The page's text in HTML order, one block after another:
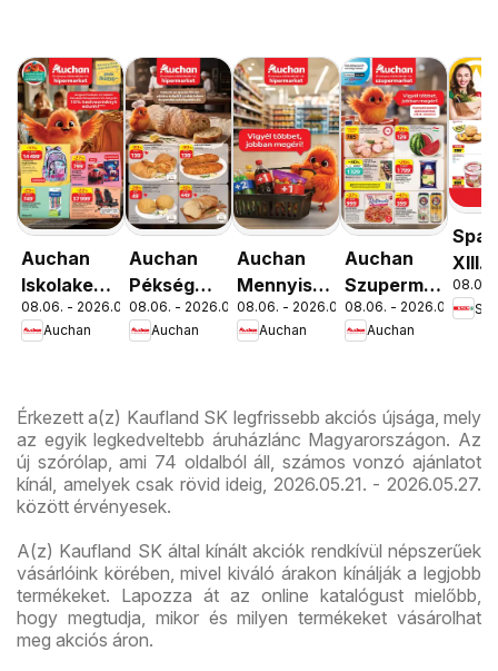
Auchan
Iskolakezdés
ajánlatok
08.06. - 2026.08.19.
Auchan
Auchan
Pékség
ajánlataink
08.06. - 2026.08.12.
Auchan
Auchan
Mennyiségi
kedvezmény
ajánlataink
08.06. - 2026.08.19.
Auchan
Auchan
Szupermarket
akciós
újság
08.06. - 2026.08.12.
Auchan
Spar
XIII.
út
08.06.
Érkezett a(z) Kaufland SK legfrissebb akciós újsága, mely
az egyik legkedveltebb áruházlánc Magyarországon. Az
új szórólap, ami 74 oldalból áll, számos vonzó ajánlatot
kínál, amelyek csak rövid ideig, 2026.05.21. - 2026.05.27.
között érvényesek.
A(z) Kaufland SK által kínált akciók rendkívül népszerűek
vásárlóink körében, mivel kiváló árakon kínálják a legjobb
termékeket. Lapozza át az online katalógust mielőbb,
hogy megtudja, mikor és milyen termékeket vásárolhat
meg akciós áron.